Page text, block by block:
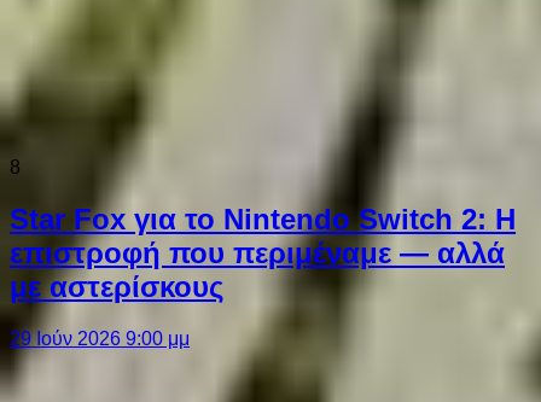
8
Star Fox για το Nintendo Switch 2: Η
επιστροφή που περιμέναμε — αλλά
με αστερίσκους
29 Ιούν 2026 9:00 μμ